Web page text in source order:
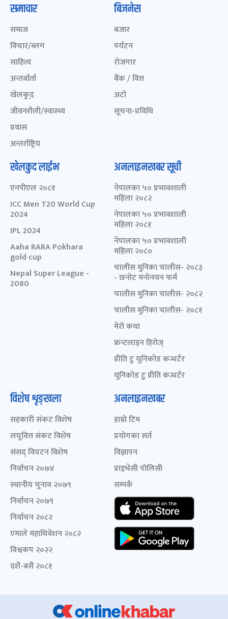
समाचार
समाज
विचार/ब्लग
साहित्य
अन्तर्वार्ता
खेलकुद़़
जीवनशैली/स्वास्थ्य
प्रवास
अन्तर्राष्ट्रिय
बिजनेस
बजार
पर्यटन
रोजगार
बैंक / वित्त
अटो
सूचना-प्रविधि
खेलकुद लाईभ
एनपीएल २०८१
ICC Men T20 World Cup
2024
IPL 2024
Aaha RARA Pokhara
gold cup
Nepal Super League -
2080
अनलाइनखबर सूची
नेपालका ५० प्रभावशाली
महिला २०८२
नेपालका ५० प्रभावशाली
महिला २०८१
नेपालका ५० प्रभावशाली
महिला २०८०
चालीस मुनिका चालीस- २०८३
- छनोट मनोनयन फर्म
चालीस मुनिका चालीस- २०८२
चालीस मुनिका चालीस- २०८१
मेरो कथा
फ्रन्टलाइन हिरोज्
प्रीति टु युनिकोड कन्भर्टर
युनिकोड टु प्रीति कन्भर्टर
विशेष शृङ्खला
सहकारी संकट विशेष
लघुवित्त संकट विशेष
संसद् विघटन विशेष
निर्वाचन २०७४
स्थानीय चुनाव २०७९
निर्वाचन २०७९
निर्वाचन २०८२
एमाले महाधिवेशन २०८२
विश्वकप २०२२
दशैं-बसैं २०८१
अनलाइनखबर
हाम्रो टिम
प्रयोगका सर्त
विज्ञापन
प्राइभेसी पोलिसी
सम्पर्क